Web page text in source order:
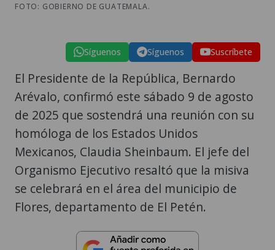
FOTO: GOBIERNO DE GUATEMALA.
Síguenos Síguenos Suscríbete
El Presidente de la República, Bernardo
Arévalo, confirmó este sábado 9 de agosto
de 2025 que sostendrá una reunión con su
homóloga de los Estados Unidos
Mexicanos, Claudia Sheinbaum. El jefe del
Organismo Ejecutivo resaltó que la misiva
se celebrará en el área del municipio de
Flores, departamento de El Petén.